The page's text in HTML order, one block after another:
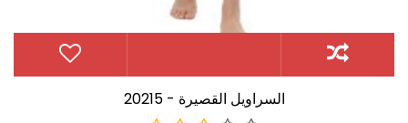
20215 - السراويل القصيرة